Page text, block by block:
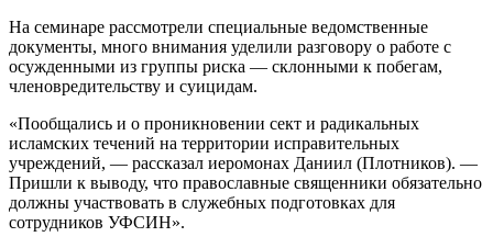
На семинаре рассмотрели специальные ведомственные
документы, много внимания уделили разговору о работе с
осужденными из группы риска — склонными к побегам,
членовредительству и суицидам.
«Пообщались и о проникновении сект и радикальных
исламских течений на территории исправительных
учреждений, — рассказал иеромонах Даниил (Плотников). —
Пришли к выводу, что православные священники обязательно
должны участвовать в служебных подготовках для
сотрудников УФСИН».